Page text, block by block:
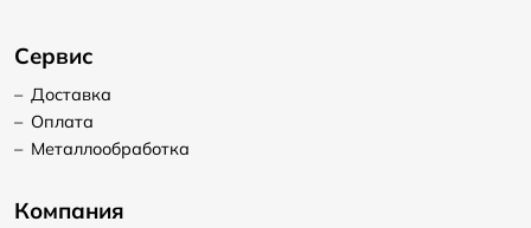
Сервис
– Доставка
– Оплата
– Металлообработка
Компания